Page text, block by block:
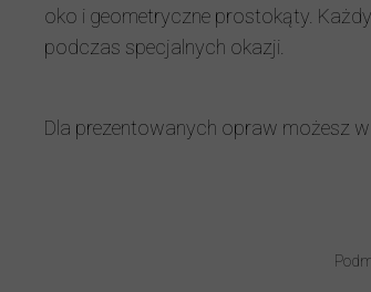
oko i geometryczne prostokąty.
podczas specjalnych okazji.
Dla prezentowanych opraw możesz